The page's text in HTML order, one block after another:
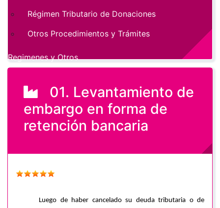
01. Levantamiento de
embargo en forma de
retención bancaria
Luego de haber cancelado su deuda tributaria o de
Régimen Tributario de Donaciones
Otros Procedimientos y Trámites
Regimenes y Otros